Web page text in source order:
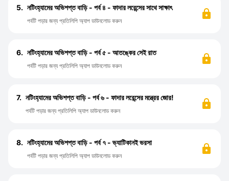
5. নটিংহ্যামের অভিশপ্ত বাড়ি - পর্ব ৪ - ফাদার লরেন্সের সাথে সাক্ষাৎ
পর্বটি পড়ার জন্য প্রতিলিপি অ্যাপ ডাউনলোড করুন
6. নটিংহ্যামের অভিশপ্ত বাড়ি - পর্ব ৫ - আতঙ্কের সেই রাত
পর্বটি পড়ার জন্য প্রতিলিপি অ্যাপ ডাউনলোড করুন
7. নটিংহ্যামের অভিশপ্ত বাড়ি - পর্ব ৬ - ফাদার লরেন্সের মন্ত্রের জোর!
পর্বটি পড়ার জন্য প্রতিলিপি অ্যাপ ডাউনলোড করুন
8. নটিংহ্যামের অভিশপ্ত বাড়ি - পর্ব ৭ - ভ্যাটিকানই ভরসা
পর্বটি পড়ার জন্য প্রতিলিপি অ্যাপ ডাউনলোড করুন